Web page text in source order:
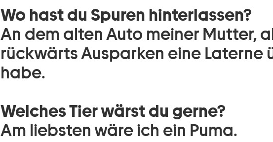
Wo hast du Spuren hinterlassen?
An dem alten Auto meiner Mutter,
rückwärts Ausparken eine Laterne
habe.
Welches Tier wärst du gerne?
Am liebsten wäre ich ein Puma.